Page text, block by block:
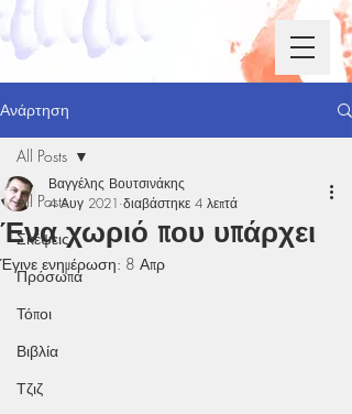
Ανάρτηση
All Posts
Σκέψεις
Πρόσωπα
Τόποι
Βιβλία
Τζιζ
All Posts
Ένα χωριό που υπάρχει
Βαγγέλης Βουτσινάκης
4 Αυγ 2021 διαβάστηκε 4 λεπτά
Έγινε ενημέρωση: 8 Απρ